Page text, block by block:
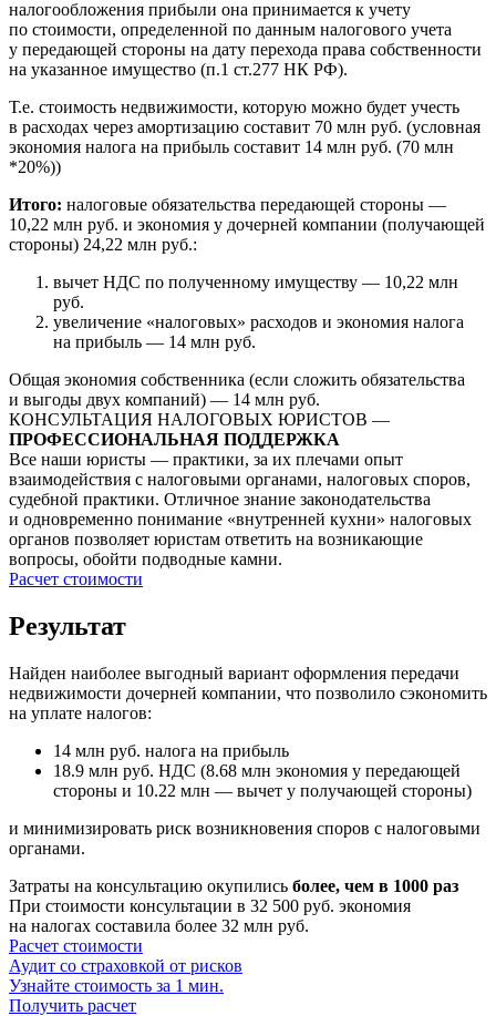
налогообложения прибыли она принимается к учету
по стоимости, определенной по данным налогового учета
у передающей стороны на дату перехода права собственности
на указанное имущество (п.1 ст.277 НК РФ).
Т.е. стоимость недвижимости, которую можно будет учесть
в расходах через амортизацию составит 70 млн руб. (условная
экономия налога на прибыль составит 14 млн руб. (70 млн
*20%))
Итого: налоговые обязательства передающей стороны —
10,22 млн руб. и экономия у дочерней компании (получающей
стороны) 24,22 млн руб.:
вычет НДС по полученному имуществу — 10,22 млн
руб.
увеличение «налоговых» расходов и экономия налога
на прибыль — 14 млн руб.
Общая экономия собственника (если сложить обязательства
и выгоды двух компаний) — 14 млн руб.
КОНСУЛЬТАЦИЯ НАЛОГОВЫХ ЮРИСТОВ —
ПРОФЕССИОНАЛЬНАЯ ПОДДЕРЖКА
Все наши юристы — практики, за их плечами опыт
взаимодействия с налоговыми органами, налоговых споров,
судебной практики. Отличное знание законодательства
и одновременно понимание «внутренней кухни» налоговых
органов позволяет юристам ответить на возникающие
вопросы, обойти подводные камни.
Расчет стоимости
Результат
Найден наиболее выгодный вариант оформления передачи
недвижимости дочерней компании, что позволило сэкономить
на уплате налогов:
14 млн руб. налога на прибыль
18.9 млн руб. НДС (8.68 млн экономия у передающей
стороны и 10.22 млн — вычет у получающей стороны)
и минимизировать риск возникновения споров с налоговыми
органами.
Затраты на консультацию окупились более, чем в 1000 раз
При стоимости консультации в 32 500 руб. экономия
на налогах составила более 32 млн руб.
Расчет стоимости
Аудит со страховкой от рисков
Узнайте стоимость за 1 мин.
Получить расчет